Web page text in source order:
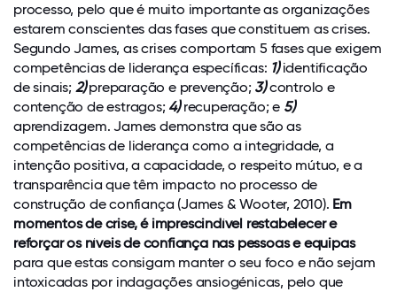
processo, pelo que é muito importante as organizações
estarem conscientes das fases que constituem as crises.
Segundo James, as crises comportam 5 fases que exigem
competências de liderança específicas: 1)identificação
de sinais; 2)preparação e prevenção; 3)controlo e
contenção de estragos; 4)recuperação; e 5)
aprendizagem. James demonstra que são as
competências de liderança como a integridade, a
intenção positiva, a capacidade, o respeito mútuo, e a
transparência que têm impacto no processo de
construção de confiança (James & Wooter, 2010). Em
momentos de crise, é imprescindível restabelecer e
reforçar os níveis de confiança nas pessoas e equipas
para que estas consigam manter o seu foco e não sejam
intoxicadas por indagações ansiogénicas, pelo que